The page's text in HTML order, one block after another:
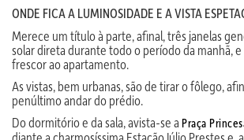
ONDE FICA A LUMINOSIDADE E A VISTA
Merece um título à parte, afinal, três janelas
solar direta durante todo o período da manhã,
frescor ao apartamento.
As vistas, bem urbanas, são de tirar o fôlego,
penúltimo andar do prédio.
Do dormitório e da sala, avista-se a Praça